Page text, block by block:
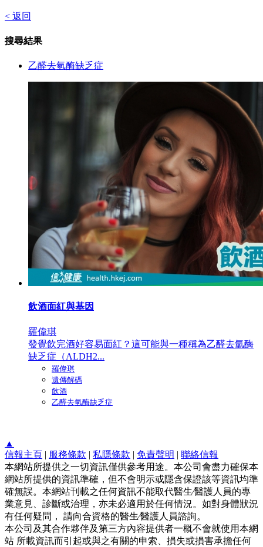
< 返回
搜尋結果
乙醛去氫酶缺乏症
飲酒面紅與基因
羅偉琪
發覺飲完酒好容易面紅？這可能與一種稱為乙醛去氫酶
缺乏症（ALDH2...
羅偉琪
遺傳解碼
飲酒
乙醛去氫酶缺乏症
▲
信報主頁 | 服務條款 | 私隱條款 | 免責聲明 | 聯絡信報
本網站所提供之一切資訊僅供參考用途。本公司會盡力確保本
網站所提供的資訊準確，但不會明示或隱含保證該等資訊均準
確無誤。本網站刊載之任何資訊不能取代醫生∕醫護人員的專
業意見、診斷或治理，亦未必適用於任何情況。如對身體狀況
有任何疑問， 請向合資格的醫生∕醫護人員諮詢。
本公司及其合作夥伴及第三方內容提供者一概不會就使用本網
站 所載資訊而引起或與之有關的申索、損失或損害承擔任何